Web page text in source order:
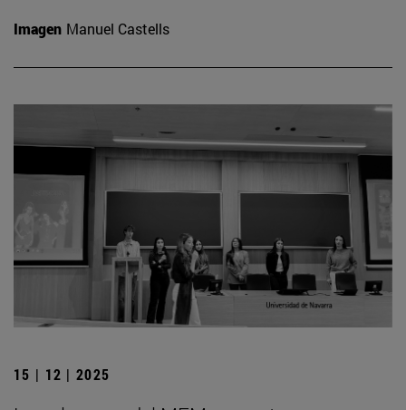
Imagen Manuel Castells
15 | 12 | 2025